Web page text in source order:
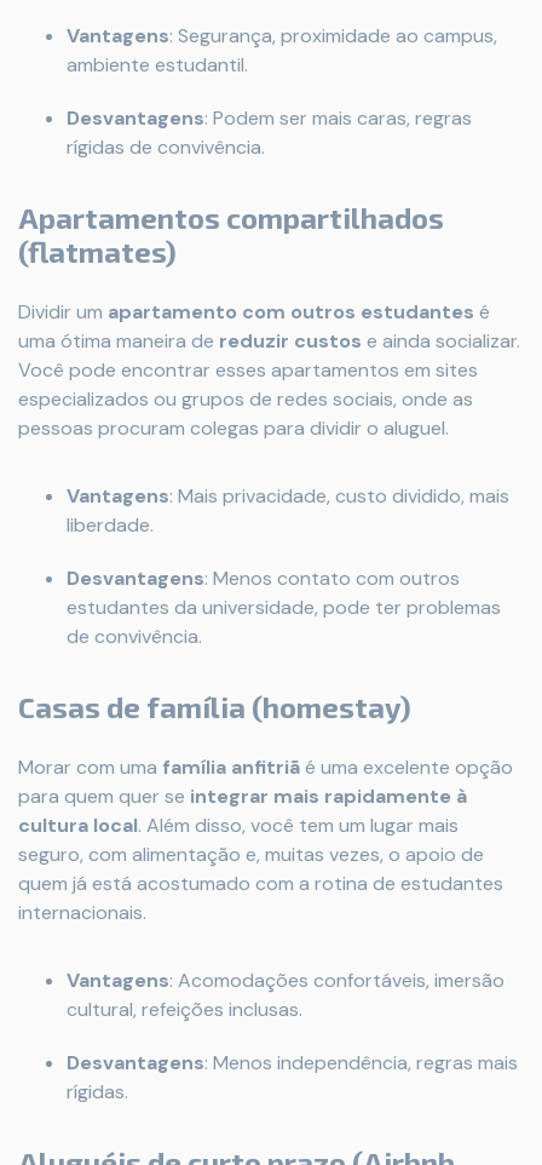
Vantagens: Segurança, proximidade ao campus,
ambiente estudantil.
Desvantagens: Podem ser mais caras, regras
rígidas de convivência.
Apartamentos compartilhados
(flatmates)
Dividir um apartamento com outros estudantes é
uma ótima maneira de reduzir custos e ainda socializar.
Você pode encontrar esses apartamentos em sites
especializados ou grupos de redes sociais, onde as
pessoas procuram colegas para dividir o aluguel.
Vantagens: Mais privacidade, custo dividido, mais
liberdade.
Desvantagens: Menos contato com outros
estudantes da universidade, pode ter problemas
de convivência.
Casas de família (homestay)
Morar com uma família anfitriãé uma excelente opção
para quem quer se integrar mais rapidamente à
cultura local. Além disso, você tem um lugar mais
seguro, com alimentação e, muitas vezes, o apoio de
quem já está acostumado com a rotina de estudantes
internacionais.
Vantagens: Acomodações confortáveis, imersão
cultural, refeições inclusas.
Desvantagens: Menos independência, regras mais
rígidas.